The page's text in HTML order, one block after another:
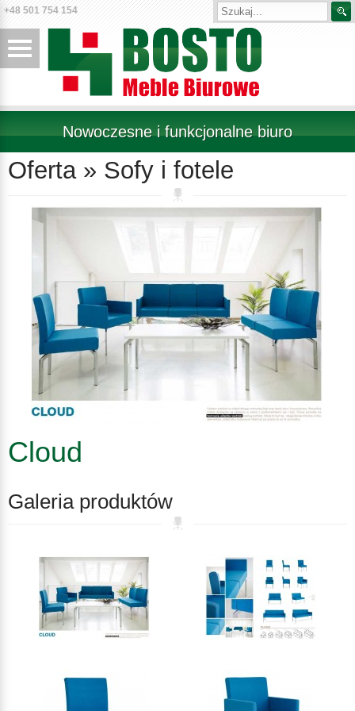
Nowoczesne i funkcjonalne biuro
+48 501 754 154
Oferta » Sofy i fotele
Cloud
Galeria produktów